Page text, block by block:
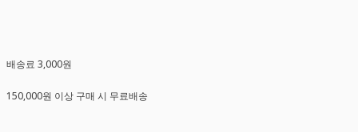
배송료 3,000원
150,000원 이상 구매 시 무료배송